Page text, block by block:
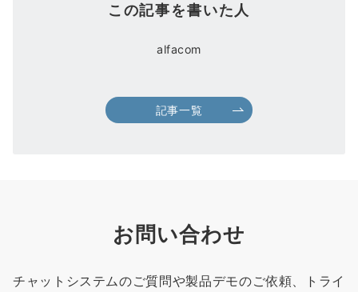
この記事を書いた人
alfacom
記事一覧
お問い合わせ
チャットシステムのご質問や製品デモのご依頼、トライ